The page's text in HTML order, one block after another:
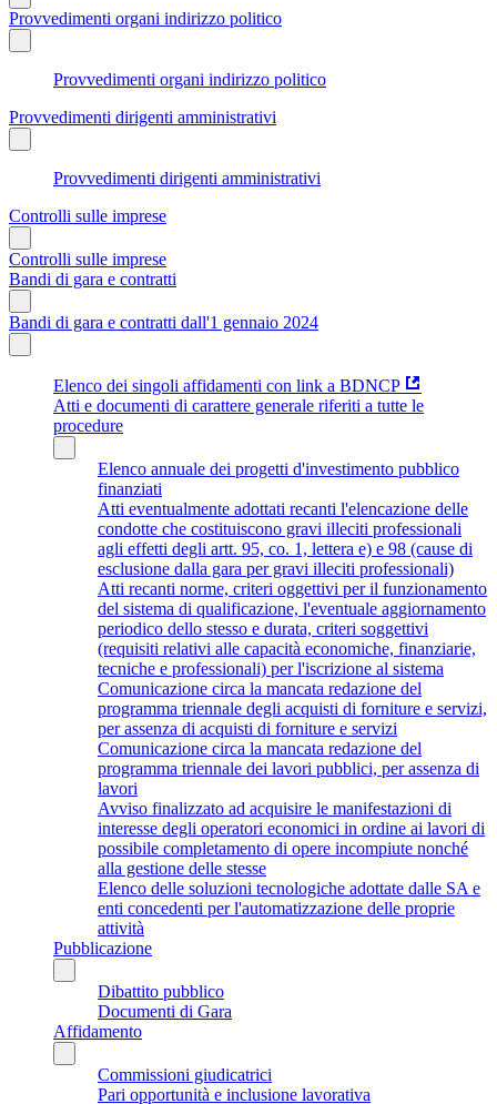
Provvedimenti organi indirizzo politico
Provvedimenti organi indirizzo politico
Provvedimenti dirigenti amministrativi
Provvedimenti dirigenti amministrativi
Controlli sulle imprese
Controlli sulle imprese
Bandi di gara e contratti
Bandi di gara e contratti dall'1 gennaio 2024
Elenco dei singoli affidamenti con link a BDNCP
Atti e documenti di carattere generale riferiti a tutte le
procedure
Elenco annuale dei progetti d'investimento pubblico
finanziati
Atti eventualmente adottati recanti l'elencazione delle
condotte che costituiscono gravi illeciti professionali
agli effetti degli artt. 95, co. 1, lettera e) e 98 (cause di
esclusione dalla gara per gravi illeciti professionali)
Atti recanti norme, criteri oggettivi per il funzionamento
del sistema di qualificazione, l'eventuale aggiornamento
periodico dello stesso e durata, criteri soggettivi
(requisiti relativi alle capacità economiche, finanziarie,
tecniche e professionali) per l'iscrizione al sistema
Comunicazione circa la mancata redazione del
programma triennale degli acquisti di forniture e servizi,
per assenza di acquisti di forniture e servizi
Comunicazione circa la mancata redazione del
programma triennale dei lavori pubblici, per assenza di
lavori
Avviso finalizzato ad acquisire le manifestazioni di
interesse degli operatori economici in ordine ai lavori di
possibile completamento di opere incompiute nonché
alla gestione delle stesse
Elenco delle soluzioni tecnologiche adottate dalle SA e
enti concedenti per l'automatizzazione delle proprie
attività
Pubblicazione
Dibattito pubblico
Documenti di Gara
Affidamento
Commissioni giudicatrici
Pari opportunità e inclusione lavorativa